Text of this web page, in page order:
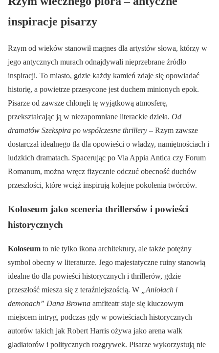
inspiracje pisarzy
Rzym od wieków stanowił magnes dla artystów słowa, którzy w
jego antycznych murach odnajdywali nieprzebrane źródło
inspiracji. To miasto, gdzie każdy kamień zdaje się opowiadać
historię, a powietrze przesycone jest duchem minionych epok.
Pisarze od zawsze chłonęli tę wyjątkową atmosferę,
przekształcając ją w niezapomniane literackie dzieła. Od
dramatów Szekspira po współczesne thrillery – Rzym zawsze
dostarczał idealnego tła dla opowieści o władzy, namiętnościach i
ludzkich dramatach. Spacerując po Via Appia Antica czy Forum
Romanum, można wręcz fizycznie odczuć obecność duchów
przeszłości, które wciąż inspirują kolejne pokolenia twórców.
Koloseum jako sceneria thrillersów i powieści
historycznych
Koloseum to nie tylko ikona architektury, ale także potężny
symbol obecny w literaturze. Jego majestatyczne ruiny stanowią
idealne tło dla powieści historycznych i thrillerów, gdzie
przeszłość miesza się z teraźniejszością. W
„Aniołach i
demonach” Dana Browna amfiteatr staje się kluczowym
miejscem intryg, podczas gdy w powieściach historycznych
autorów takich jak Robert Harris ożywa jako arena walk
gladiatorów i politycznych rozgrywek. Pisarze wykorzystują nie